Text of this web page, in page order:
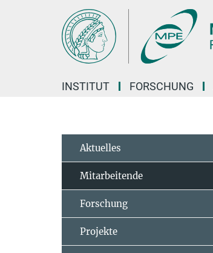
INSTITUT FORSCHUNG
Aktuelles
Mitarbeitende
Forschung
Projekte